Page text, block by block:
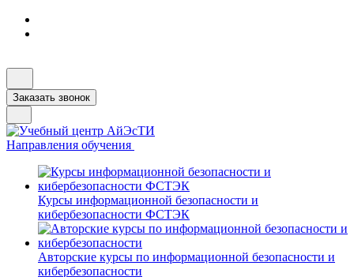
Заказать звонок
Направления обучения
Курсы информационной безопасности и
кибербезопасности ФСТЭК
Авторские курсы по информационной безопасности и
кибербезопасности